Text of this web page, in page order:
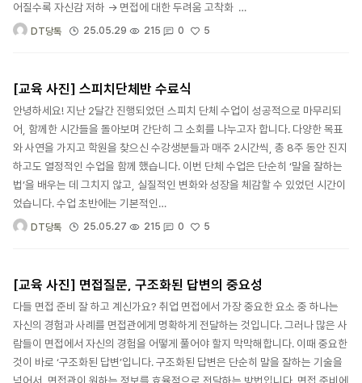
어질수록 자신감 저하 → 면접에 대한 두려움 고착화 …
DT당톡 25.05.29 215 0 5
[교육 사진] 스피치단체반 수료식
안녕하세요! 지난 2달간 진행되었던 스피치 단체 수업이 성공적으로 마무리되
어, 함께한 시간들을 돌아보며 간단히 그 소회를 나누고자 합니다. 다양한 목표
와 사연을 가지고 학원을 찾으신 수강생분들과 매주 2시간씩, 총 8주 동안 진지
하고도 열정적인 수업을 함께 했습니다. 이번 단체 수업은 단순히 ‘말을 잘하는
법’을 배우는 데 그치지 않고, 실질적인 변화와 성장을 체감할 수 있었던 시간이
었습니다. 수업 초반에는 기본적인…
DT당톡 25.05.27 215 0 5
[교육 사진] 면접질문, 구조화된 답변의 중요성
다들 면접 준비 잘 하고 계신가요? 취업 면접에서 가장 중요한 요소 중 하나는
자신의 경험과 사례를 면접관에게 명확하게 전달하는 것입니다. 그러나 많은 사
람들이 면접에서 자신의 경험을 어떻게 풀어야 할지 막막해합니다. 이때 중요한
것이 바로 ‘구조화된 답변’입니다. 구조화된 답변은 단순히 말을 잘하는 기술을